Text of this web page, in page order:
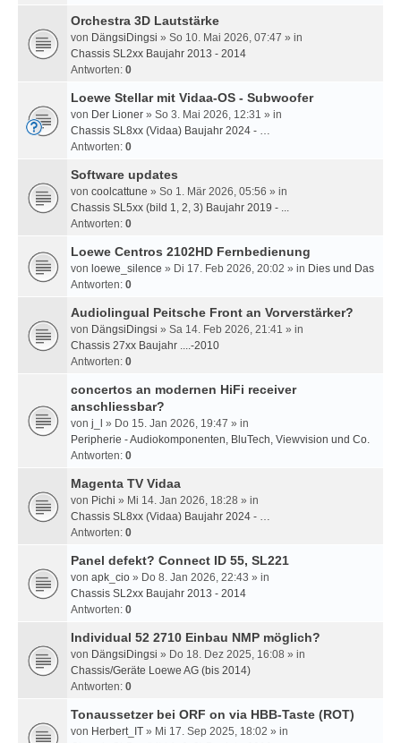
Orchestra 3D Lautstärke
von DängsiDingsi » So 10. Mai 2026, 07:47 » in
Chassis SL2xx Baujahr 2013 - 2014
Antworten: 0
Loewe Stellar mit Vidaa-OS - Subwoofer
von Der Lioner » So 3. Mai 2026, 12:31 » in
Chassis SL8xx (Vidaa) Baujahr 2024 - …
Antworten: 0
Software updates
von coolcattune » So 1. Mär 2026, 05:56 » in
Chassis SL5xx (bild 1, 2, 3) Baujahr 2019 - ...
Antworten: 0
Loewe Centros 2102HD Fernbedienung
von loewe_silence » Di 17. Feb 2026, 20:02 » in Dies und Das
Antworten: 0
Audiolingual Peitsche Front an Vorverstärker?
von DängsiDingsi » Sa 14. Feb 2026, 21:41 » in
Chassis 27xx Baujahr ....-2010
Antworten: 0
concertos an modernen HiFi receiver
anschliessbar?
von j_l
» Do 15. Jan 2026, 19:47 » in
Peripherie - Audiokomponenten, BluTech, Viewvision und Co.
Antworten: 0
Magenta TV Vidaa
von Pichi » Mi 14. Jan 2026, 18:28 » in
Chassis SL8xx (Vidaa) Baujahr 2024 - …
Antworten: 0
Panel defekt? Connect ID 55, SL221
von apk_cio » Do 8. Jan 2026, 22:43 » in
Chassis SL2xx Baujahr 2013 - 2014
Antworten: 0
Individual 52 2710 Einbau NMP möglich?
von DängsiDingsi » Do 18. Dez 2025, 16:08 » in
Chassis/Geräte Loewe AG (bis 2014)
Antworten: 0
Tonaussetzer bei ORF on via HBB-Taste (ROT)
von Herbert_IT » Mi 17. Sep 2025, 18:02 » in